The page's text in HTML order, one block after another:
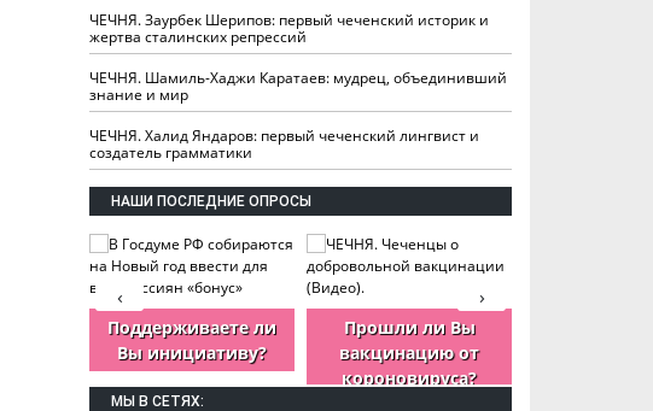
ЧЕЧНЯ. Заурбек Шерипов: первый чеченский историк и
жертва сталинских репрессий
ЧЕЧНЯ. Шамиль-Хаджи Каратаев: мудрец, объединивший
знание и мир
ЧЕЧНЯ. Халид Яндаров: первый чеченский лингвист и
создатель грамматики
НАШИ ПОСЛЕДНИЕ ОПРОСЫ
Поддерживаете ли
Вы инициативу?
Прошли ли Вы
вакцинацию от
короновируса?
›
‹
МЫ В СЕТЯХ: